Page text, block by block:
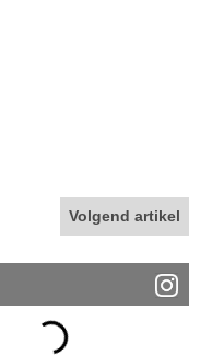
Volgend artikel